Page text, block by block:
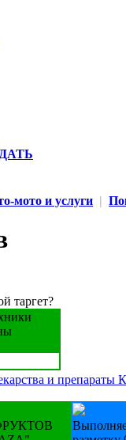
мото и услуги |
таргет?
и препараты